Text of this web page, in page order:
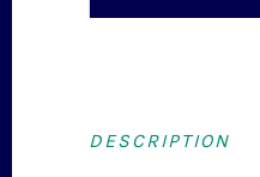
DESCRIPTION